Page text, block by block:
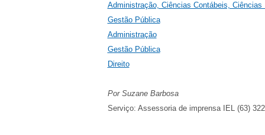
Administração, Ciências Contábeis, Ciências
Gestão Pública
Administração
Gestão Pública
Direito
Por Suzane Barbosa
Serviço: Assessoria de imprensa IEL (63)